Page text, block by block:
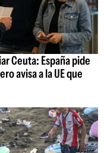
Ceuta: España pide
avisa a la UE que